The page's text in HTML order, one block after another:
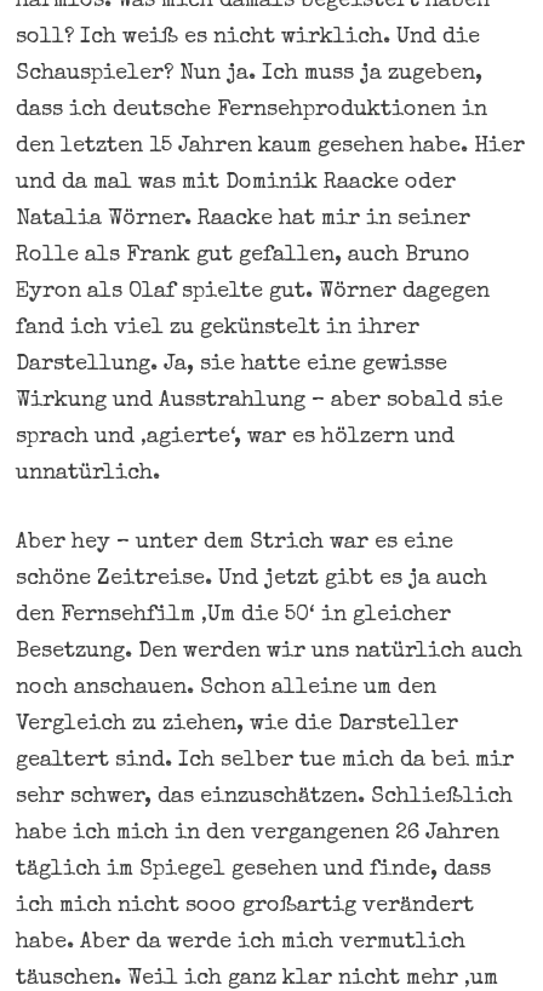
soll? Ich weiß es nicht wirklich. Und die
Schauspieler? Nun ja. Ich muss ja zugeben,
dass ich deutsche Fernsehproduktionen in
den letzten 15 Jahren kaum gesehen habe. Hier
und da mal was mit Dominik Raacke oder
Natalia Wörner. Raacke hat mir in seiner
Rolle als Frank gut gefallen, auch Bruno
Eyron als Olaf spielte gut. Wörner dagegen
fand ich viel zu gekünstelt in ihrer
Darstellung. Ja, sie hatte eine gewisse
Wirkung und Ausstrahlung – aber sobald sie
sprach und ‚agierte‘, war es hölzern und
unnatürlich.
Aber hey – unter dem Strich war es eine
schöne Zeitreise. Und jetzt gibt es ja auch
den Fernsehfilm ‚Um die 50‘ in gleicher
Besetzung. Den werden wir uns natürlich auch
noch anschauen. Schon alleine um den
Vergleich zu ziehen, wie die Darsteller
gealtert sind. Ich selber tue mich da bei mir
sehr schwer, das einzuschätzen. Schließlich
habe ich mich in den vergangenen 26 Jahren
täglich im Spiegel gesehen und finde, dass
ich mich nicht sooo großartig verändert
habe. Aber da werde ich mich vermutlich
täuschen. Weil ich ganz klar nicht mehr ‚um